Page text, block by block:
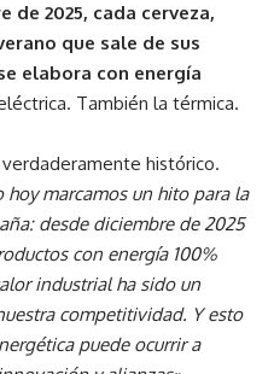
de 2025, cada cerveza,
que sale de sus
elabora con energía
También la térmica.
histórico.
hoy marcamos un hito para la
desde diciembre de 2025
con energía 100%
industrial ha sido un
competitividad. Y esto
puede ocurrir a